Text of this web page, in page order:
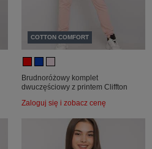
COTTON COMFORT
Brudnoróżowy komplet
dwuczęściowy z printem Cliffton
Zaloguj się i zobacz cenę